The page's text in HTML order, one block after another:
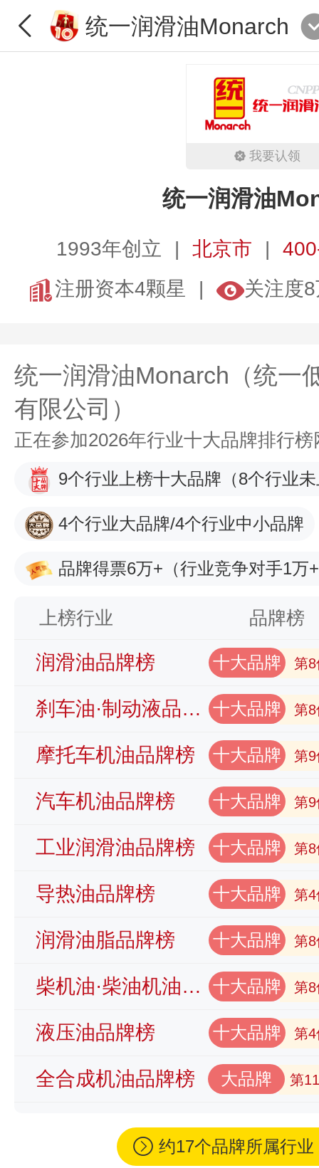
统一润滑油Monarch
我要认领
统一润滑油
1993年创立 北京市
注册资本4颗星
关注度
统一润滑油Monarch（统一
有限公司）
正在参加2026年行业十大品牌排行
9个行业上榜十大品牌 （8个行业
4个行业大品牌/4个行业中小品牌
品牌得票6万+ （行业竞争对手1万
上榜行业 品牌榜
润滑油品牌榜 十大品牌 第8
刹车油·制动液品牌榜 十大品牌 第8
摩托车机油品牌榜 十大品牌 第9
汽车机油品牌榜 十大品牌 第9
工业润滑油品牌榜 十大品牌 第8
导热油品牌榜 十大品牌 第4
润滑油脂品牌榜 十大品牌 第8
柴机油·柴油机油品牌榜 十大品牌 第8
液压油品牌榜 十大品牌 第4
全合成机油品牌榜 大品牌 第
约17个品牌所属行